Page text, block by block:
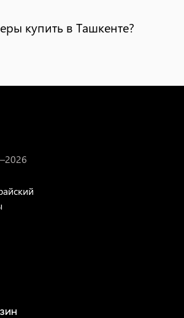
купить в Ташкенте?
2026